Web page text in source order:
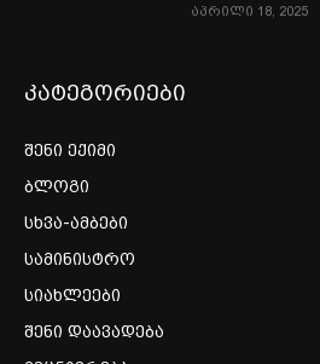
აპრილი 18, 2025
კატეგორიები
შენი ექიმი
ბლოგი
სხვა-ამბები
სამინისტრო
სიახლეები
შენი დაავადება